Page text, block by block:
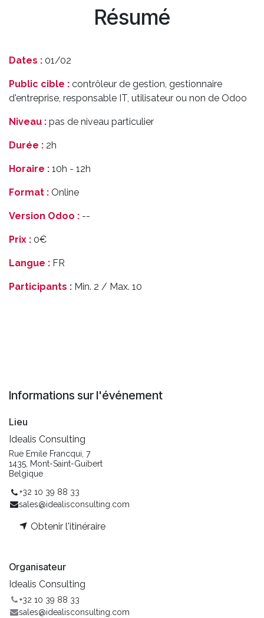
Résumé
Dates : 01/02
Public cible : contrôleur de gestion, gestionnaire
d'entreprise, responsable IT, utilisateur ou non de Odoo
Niveau : pas de niveau particulier
Durée : 2h
Horaire : 10h - 12h
Format : Online
Version Odoo : --
Prix : 0€
Langue : FR
Participants : Min. 2 / Max. 10
Informations sur l'événement
Lieu
Idealis Consulting
Rue Emile Francqui, 7
1435, Mont-Saint-Guibert
Belgique
+32 10 39 88 33
sales@idealisconsulting.com
Obtenir l'itinéraire
Organisateur
Idealis Consulting
+32 10 39 88 33
sales@idealisconsulting.com